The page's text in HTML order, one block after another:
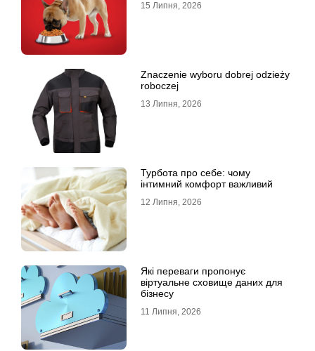
15 Липня, 2026
Znaczenie wyboru dobrej odzieży
roboczej
13 Липня, 2026
Турбота про себе: чому
інтимний комфорт важливий
12 Липня, 2026
Які переваги пропонує
віртуальне сховище даних для
бізнесу
11 Липня, 2026